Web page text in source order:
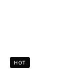
HOT